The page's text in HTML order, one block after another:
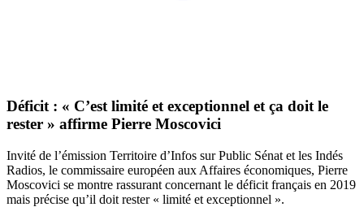
Déficit : « C’est limité et exceptionnel et ça doit le
rester » affirme Pierre Moscovici
Invité de l’émission Territoire d’Infos sur Public Sénat et les Indés
Radios, le commissaire européen aux Affaires économiques, Pierre
Moscovici se montre rassurant concernant le déficit français en 2019
mais précise qu’il doit rester « limité et exceptionnel ».